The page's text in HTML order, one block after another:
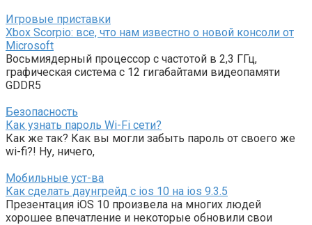
Игровые приставки
Xbox Scorpio: все, что нам известно о новой консоли от
Microsoft
Восьмиядерный процессор с частотой в 2,3 ГГц,
графическая система с 12 гигабайтами видеопамяти
GDDR5
Безопасность
Как узнать пароль Wi-Fi сети?
Как же так? Как вы могли забыть пароль от своего же
wi-fi?! Ну, ничего,
Мобильные уст-ва
Как сделать даунгрейд с ios 10 на ios 9.3.5
Презентация iOS 10 произвела на многих людей
хорошее впечатление и некоторые обновили свои